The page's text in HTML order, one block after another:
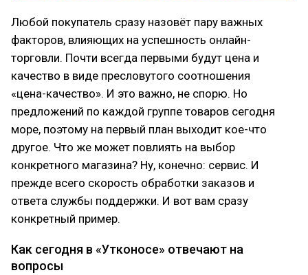
Любой покупатель сразу назовёт пару важных
факторов, влияющих на успешность онлайн-
торговли. Почти всегда первыми будут цена и
качество в виде пресловутого соотношения
«цена-качество». И это важно, не спорю. Но
предложений по каждой группе товаров сегодня
море, поэтому на первый план выходит кое-что
другое. Что же может повлиять на выбор
конкретного магазина? Ну, конечно: сервис. И
прежде всего скорость обработки заказов и
ответа службы поддержки. И вот вам сразу
конкретный пример.
Как сегодня в «Утконосе» отвечают на
вопросы